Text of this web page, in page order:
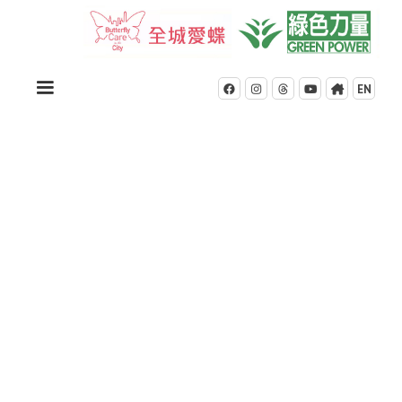
     EN